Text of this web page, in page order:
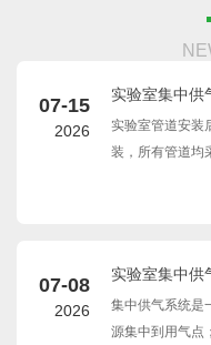
07-15
2026
实验室集中供
查。
实验室管道安装
装，所有管道均
07-08
2026
实验室集中供
集中供气系统是
源集中到用气点